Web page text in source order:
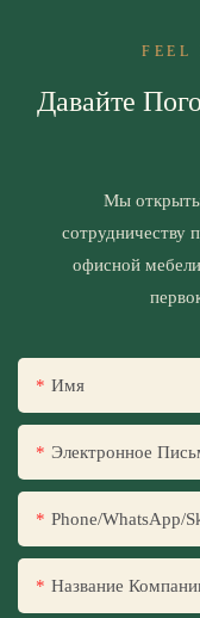
FEEL
Давайте
Мы
сотрудничеству
офисной
Имя
Электронное
Phone/WhatsApp/
Название